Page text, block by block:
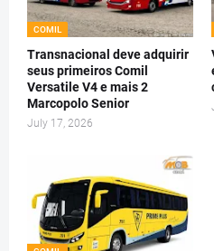
COMIL
Transnacional deve adquirir
seus primeiros Comil
Versatile V4 e mais 2
Marcopolo Senior
July 17, 2026